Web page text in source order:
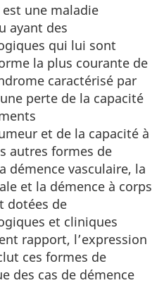
est une maladie
ayant des
qui lui sont
la plus courante de
caractérisé par
perte de la capacité
et de la capacité à
autres formes de
démence vasculaire, la
et la démence à corps
dotées de
et cliniques
rapport, l’expression
ces formes de
des cas de démence